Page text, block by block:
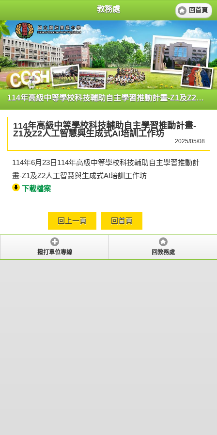
教務處 回首頁
114年高級中等學校科技輔助自主學習推動計畫-Z1及Z2人工智慧與生成式AI培訓工作坊
114年高級中等學校科技輔助自主學習推動計畫-
Z1及Z2人工智慧與生成式AI培訓工作坊
2025/05/08
114年6月23日114年高級中等學校科技輔助自主學習推動計
畫-Z1及Z2人工智慧與生成式AI培訓工作坊
下載檔案
回上一頁 回首頁
撥打單位專線 回教務處